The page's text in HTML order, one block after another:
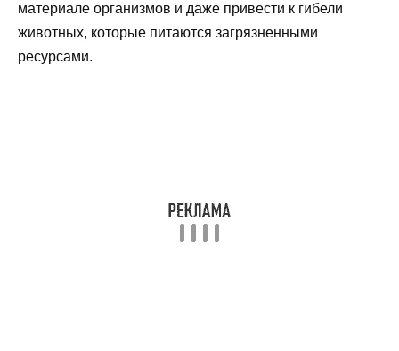
материале организмов и даже привести к гибели
животных, которые питаются загрязненными
ресурсами.